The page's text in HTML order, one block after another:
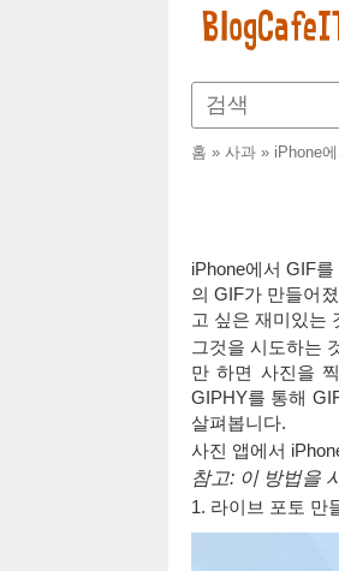
홈 » 사과» iPhone
iPhone에서 GIF
의 GIF가 만들어
고 싶은 재미있는
그것을 시도하는
만 하면 사진을
GIPHY를 통해
살펴봅니다.
사진 앱에서
참고: 이 방법을
1. 라이브 포토 만